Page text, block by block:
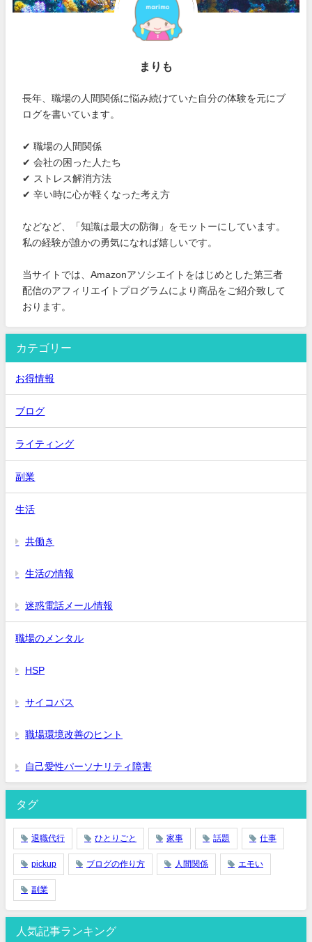
まりも
長年、職場の人間関係に悩み続けていた自分の体験を元にブ
ログを書いています。
✔ 職場の人間関係
✔ 会社の困った人たち
✔ ストレス解消方法
✔ 辛い時に心が軽くなった考え方
などなど、「知識は最大の防御」をモットーにしています。
私の経験が誰かの勇気になれば嬉しいです。
当サイトでは、Amazonアソシエイトをはじめとした第三者
配信のアフィリエイトプログラムにより商品をご紹介致して
おります。
カテゴリー
お得情報
ブログ
ライティング
副業
生活
共働き
生活の情報
迷惑電話メール情報
職場のメンタル
HSP
サイコパス
職場環境改善のヒント
自己愛性パーソナリティ障害
タグ
退職代行 ひとりごと 家事 話題 仕事
pickup ブログの作り方 人間関係 エモい
副業
人気記事ランキング